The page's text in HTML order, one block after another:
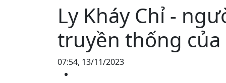
Ly Kháy Chỉ -
truyền thống của
07:54, 13/11/2023